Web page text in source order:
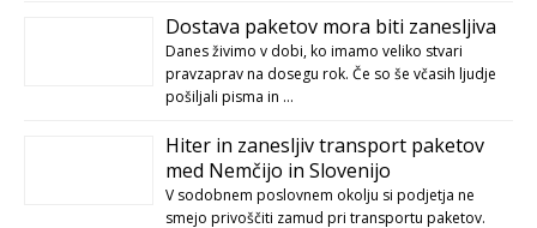
Dostava paketov mora biti zanesljiva
Danes živimo v dobi, ko imamo veliko stvari
pravzaprav na dosegu rok. Če so še včasih ljudje
pošiljali pisma in …
Hiter in zanesljiv transport paketov
med Nemčijo in Slovenijo
V sodobnem poslovnem okolju si podjetja ne
smejo privoščiti zamud pri transportu paketov.